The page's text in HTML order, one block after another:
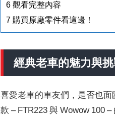
6 觀看完整內容
7 購買原廠零件看這邊！
經典老車的魅力與
喜愛老車的車友們，是否也
款 – FTR223 與 Wowow 100